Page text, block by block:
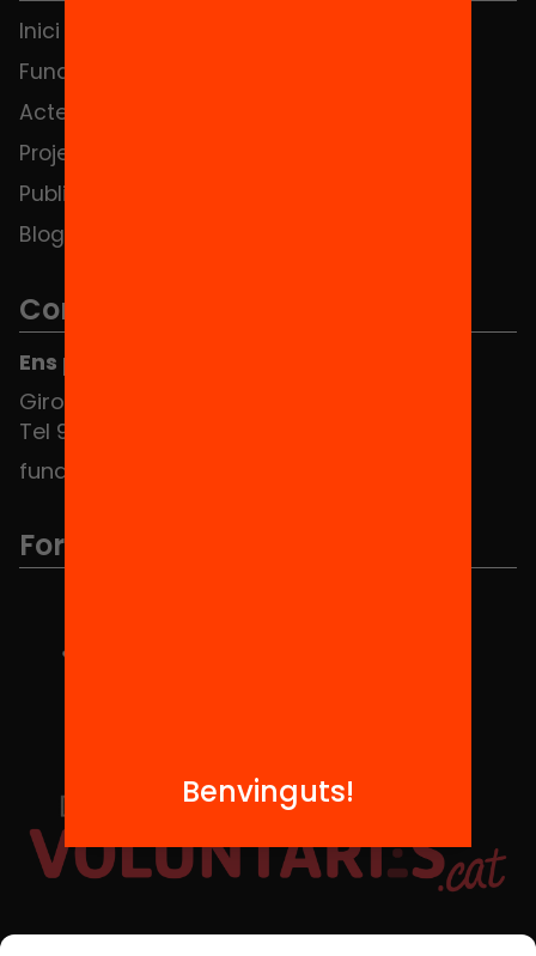
Inici
Fundació
Actes
Projectes
Publicacions i vídeos
Blog
Contacte
Ens pots trobar al Hub Social
Girona 34, interior 08010 Barcelona
Tel 934 588 700
fundacio@equitat.org
Formem part de...
Benvinguts!